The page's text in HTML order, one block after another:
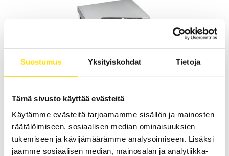
Suostumus Yksityiskohdat Tietoja
Tämä sivusto käyttää evästeitä
Käytämme evästeitä tarjoamamme sisällön ja mainosten
räätälöimiseen, sosiaalisen median ominaisuuksien
tukemiseen ja kävijämäärämme analysoimiseen. Lisäksi
jaamme sosiaalisen median, mainosalan ja analytiikka-
KERN SXS Alustavaaka
kg.
960.00 €– 2 070.00€PRICE
RANGE:
960.00 €
THROUGH
2 070.00 €
LUE LISÄÄ